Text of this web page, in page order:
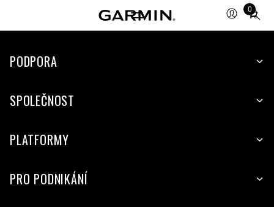
0
Total
items
cart:
PODPORA
SPOLEČNOST
PLATFORMY
PRO PODNIKÁNÍ